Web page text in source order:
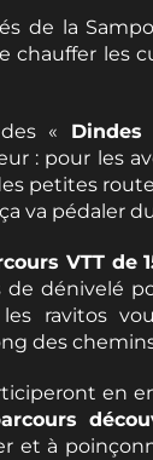
de la
chauffer les
des « Dindes
: pour les
petites
va pédaler
VTT de
de dénivelé
ravitos
des
en
et à